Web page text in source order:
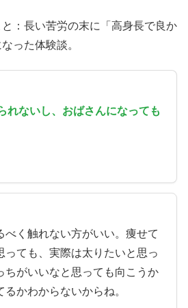
：長い苦労の末に「高身長で良か
った体験談。
れないし、おばさんになっても
べく触れない方がいい。痩せて
っても、実際は太りたいと思っ
ちがいいなと思っても向こうか
かわからないからね。